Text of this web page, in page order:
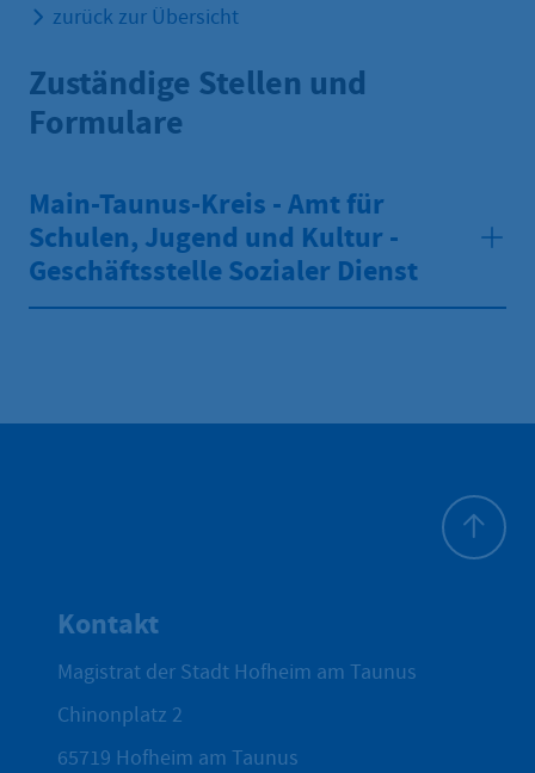
zurück zur Übersicht
Zuständige Stellen und
Formulare
Main-Taunus-Kreis - Amt für
Schulen, Jugend und Kultur -
Geschäftsstelle Sozialer Dienst
Kontakt
Magistrat der Stadt Hofheim am Taunus
Chinonplatz 2
65719 Hofheim am Taunus